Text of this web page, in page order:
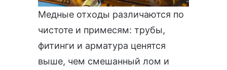
Медные отходы различаются по
чистоте и примесям: трубы,
фитинги и арматура ценятся
выше, чем смешанный лом и